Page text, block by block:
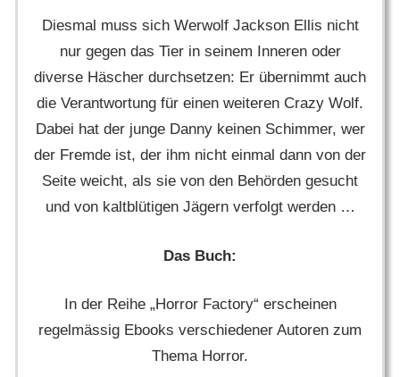
Diesmal muss sich Werwolf Jackson Ellis nicht
nur gegen das Tier in seinem Inneren oder
diverse Häscher durchsetzen: Er übernimmt auch
die Verantwortung für einen weiteren Crazy Wolf.
Dabei hat der junge Danny keinen Schimmer, wer
der Fremde ist, der ihm nicht einmal dann von der
Seite weicht, als sie von den Behörden gesucht
und von kaltblütigen Jägern verfolgt werden …
Das Buch:
In der Reihe „Horror Factory“ erscheinen
regelmässig Ebooks verschiedener Autoren zum
Thema Horror.